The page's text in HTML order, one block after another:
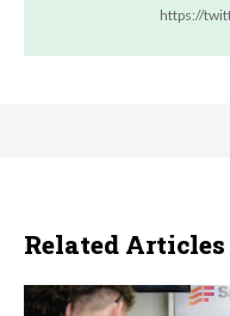
https://
Related Articles